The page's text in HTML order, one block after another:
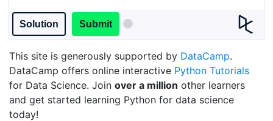
Solution Submit
This site is generously supported by DataCamp.
DataCamp offers online interactive Python Tutorials
for Data Science. Join over a million other learners
and get started learning Python for data science
today!